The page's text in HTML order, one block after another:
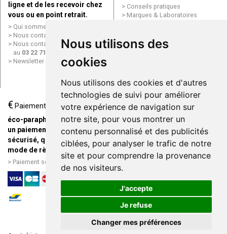
Nous utilisons des
cookies
Nous utilisons des cookies et d'autres
technologies de suivi pour améliorer
votre expérience de navigation sur
notre site, pour vous montrer un
contenu personnalisé et des publicités
ciblées, pour analyser le trafic de notre
site et pour comprendre la provenance
de nos visiteurs.
J'accepte
Je refuse
Changer mes préférences
ligne et de les recevoir chez
vous ou en point retrait.
Qui sommes nous ?
Nous contacter par e-mail
Nous contacter par téléphone
au 03 22 71 64 10
Newsletter
Conseils pratiques
Marques & Laboratoires
Mentions légales
Données personnelles
ligne
€ Paiement
éco-parapharmacie.fr offre
un paiement entièrement
sécurisé, quel que soit le
mode de règlement
Paiement sécurisé et simple
Livraison / Point retrait
Commandez en ligne et
recevez votre commande
rapidement chez vous ou en
point retrait
Livraison chez vous ou en